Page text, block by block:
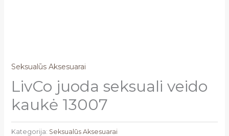
Seksualūs Aksesuarai
LivCo juoda seksuali veido
kaukė 13007
Kategorija: Seksualūs Aksesuarai